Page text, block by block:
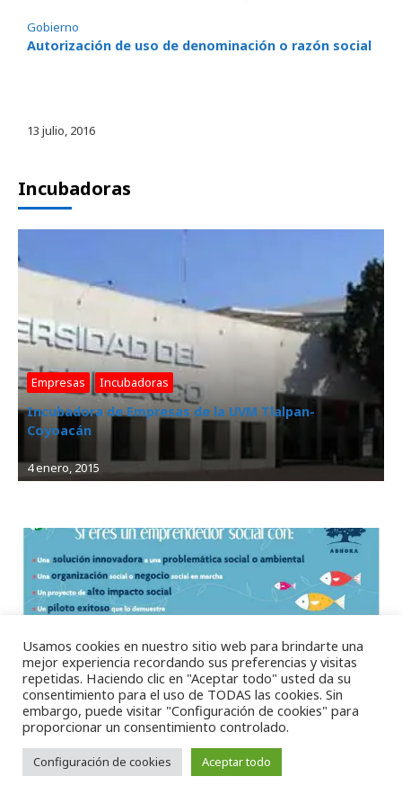
Gobierno
Autorización de uso de denominación o razón social
13 julio, 2016
Incubadoras
Empresas Incubadoras
Incubadora de Empresas de la UVM Tlalpan-
Coyoacán
4 enero, 2015
Empresas, Incubadoras
Ashoka México y Centroamérica
20 octubre, 2014
Usamos cookies en nuestro sitio web para brindarte una
mejor experiencia recordando sus preferencias y visitas
repetidas. Haciendo clic en "Aceptar todo" usted da su
consentimiento para el uso de TODAS las cookies. Sin
embargo, puede visitar "Configuración de cookies" para
proporcionar un consentimiento controlado.
Configuración de cookies Aceptar todo